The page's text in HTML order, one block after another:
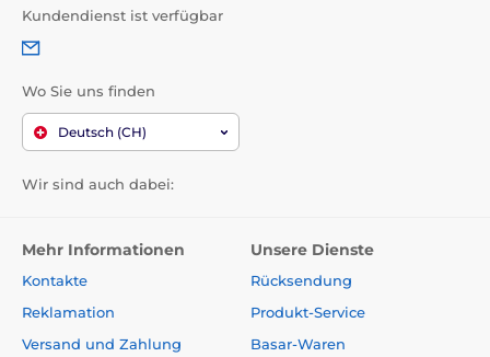
Kundendienst ist verfügbar
Wo Sie uns finden
Deutsch (CH)
Wir sind auch dabei:
Mehr Informationen
Kontakte
Reklamation
Versand und Zahlung
Unsere Dienste
Rücksendung
Produkt-Service
Basar-Waren